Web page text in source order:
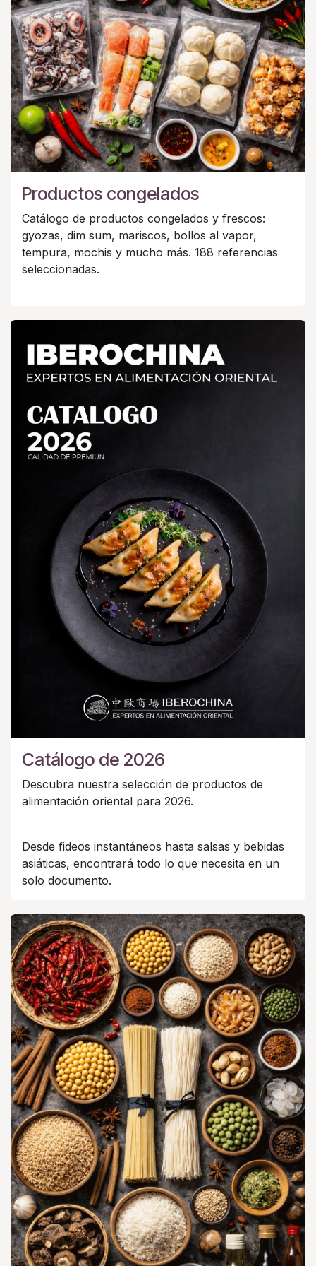
Productos congelados
Catálogo de productos congelados y frescos:
gyozas, dim sum, mariscos, bollos al vapor,
tempura, mochis y mucho más. 188 referencias
seleccionadas.
Catálogo de 2026
Descubra nuestra selección de productos de
alimentación oriental para 2026.
Desde fideos instantáneos hasta salsas y bebidas
asiáticas, encontrará todo lo que necesita en un
solo documento.